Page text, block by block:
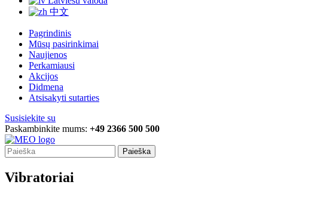
中文
Pagrindinis
Mūsų pasirinkimai
Naujienos
Perkamiausi
Akcijos
Didmena
Atsisakyti sutarties
Susisiekite su
Paskambinkite mums: +49 2366 500 500
Paieška
Vibratoriai